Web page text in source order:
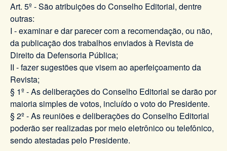
Art. 5º - São atribuições do Conselho Editorial, dentre
outras:
I - examinar e dar parecer com a recomendação, ou não,
da publicação dos trabalhos enviados à Revista de
Direito da Defensoria Pública;
II - fazer sugestões que visem ao aperfeiçoamento da
Revista;
§ 1º - As deliberações do Conselho Editorial se darão por
maioria simples de votos, incluído o voto do Presidente.
§ 2º - As reuniões e deliberações do Conselho Editorial
poderão ser realizadas por meio eletrônico ou telefônico,
sendo atestadas pelo Presidente.